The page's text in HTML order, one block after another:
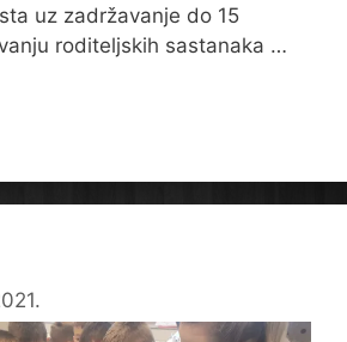
uz zadržavanje do 15
roditeljskih sastanaka …